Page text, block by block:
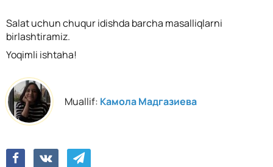
Salat uchun chuqur idishda barcha masalliqlarni
birlashtiramiz.
Yoqimli ishtaha!
Muallif: Камола Мадгазиева